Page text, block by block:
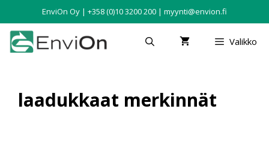
EnviOn Oy | +358 (0)10 3200 200 | myynti@envion.fi
Valikko
laadukkaat merkinnät